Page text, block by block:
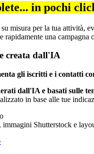
in pochi
misura per la tua attività,
una
creata dall'IA
gli iscritti e i contatti
dall'IA e basati sulle
in base alle tue
immagini Shutterstock e